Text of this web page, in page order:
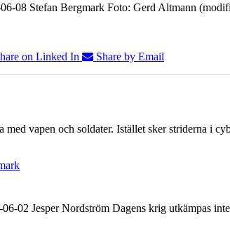
08 Stefan Bergmark Foto: Gerd Altmann
on Linked In Share by Email
vapen och soldater. Istället sker striderna i
02 Jesper Nordström Dagens krig utkämpas